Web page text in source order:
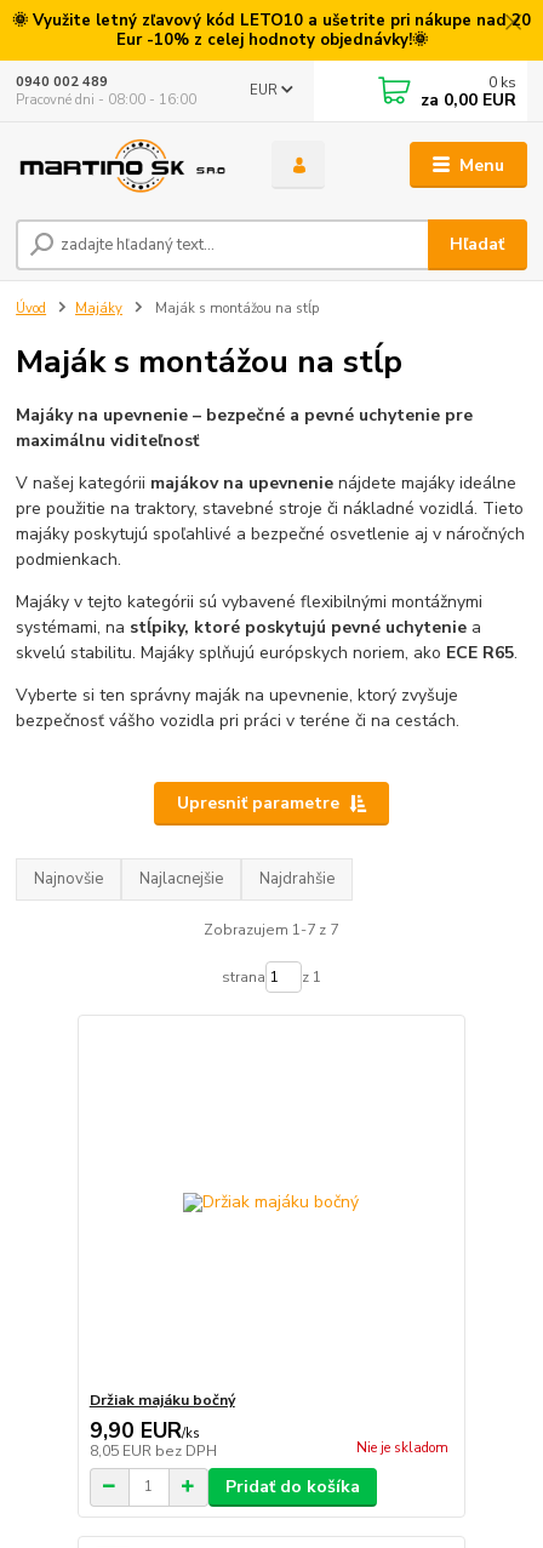
🌞 Využite letný zľavový kód LETO10 a ušetrite pri nákupe nad 20
Eur -10% z celej hodnoty objednávky!🌞
Menu
EUR
Hľadať
0940 002 489
Pracovné dni - 08:00 - 16:00
0 ks
za 0,00 EUR
Úvod Majáky Maják s montážou na stĺp
Maják s montážou na stĺp
Majáky na upevnenie – bezpečné a pevné uchytenie pre
maximálnu viditeľnosť
V našej kategórii majákov na upevnenie nájdete majáky ideálne
pre použitie na traktory, stavebné stroje či nákladné vozidlá. Tieto
majáky poskytujú spoľahlivé a bezpečné osvetlenie aj v náročných
podmienkach.
Majáky v tejto kategórii sú vybavené flexibilnými montážnymi
systémami, na stĺpiky, ktoré poskytujú pevné uchytenie a
skvelú stabilitu. Majáky splňujú európskych noriem, ako ECE R65.
Vyberte si ten správny maják na upevnenie, ktorý zvyšuje
bezpečnosť vášho vozidla pri práci v teréne či na cestách.
Upresniť parametre
Najnovšie Najlacnejšie Najdrahšie
Zobrazujem 1-7 z 7
strana z 1
Držiak majáku bočný
9,90 EUR/ks
8,05 EUR bez DPH Nie je skladom
Pridať do košíka